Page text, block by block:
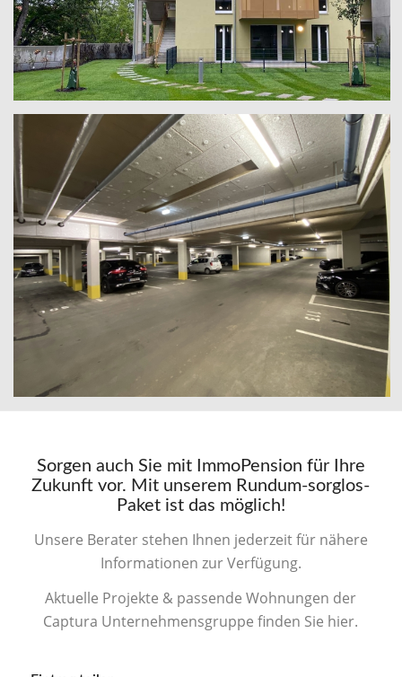
Sorgen auch Sie mit ImmoPension für Ihre
Zukunft vor. Mit unserem Rundum-sorglos-
Paket ist das möglich!
Unsere Berater stehen Ihnen jederzeit für nähere
Informationen zur Verfügung.
Aktuelle Projekte & passende Wohnungen der
Captura Unternehmensgruppe finden Sie hier.